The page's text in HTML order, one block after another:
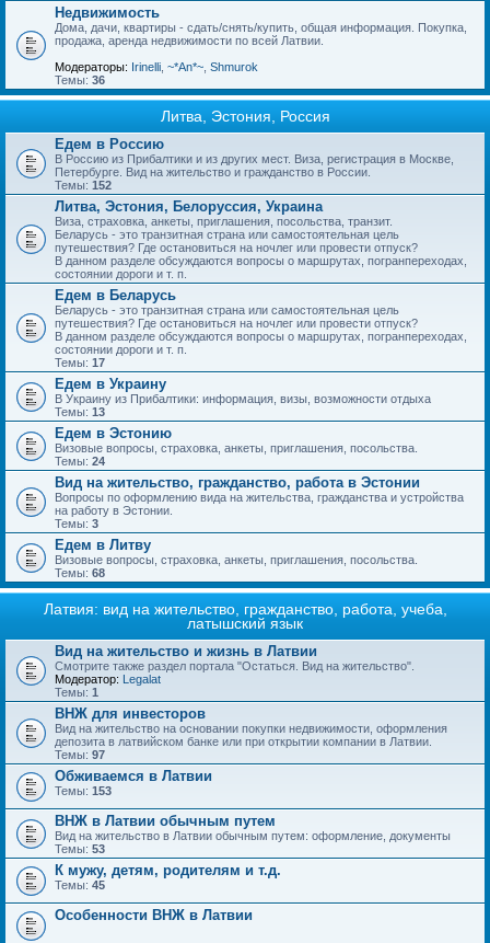
Недвижимость
Дома, дачи, квартиры - сдать/снять/купить, общая информация. Покупка,
продажа, аренда недвижимости по всей Латвии.
Модераторы: Irinelli ~*An*~ Shmurok
Темы: 36
Литва, Эстония, Россия
Едем в Россию
В Россию из Прибалтики и из других мест. Виза, регистрация в Москве,
Петербурге. Вид на жительство и гражданство в России.
Темы: 152
Литва, Эстония, Белоруссия, Украина
Виза, страховка, анкеты, приглашения, посольства, транзит.
Беларусь - это транзитная страна или самостоятельная цель
путешествия? Где остановиться на ночлег или провести отпуск?
В данном разделе обсуждаются вопросы о маршрутах, погранпереходах,
состоянии дороги и т. п.
Едем в Беларусь
Беларусь - это транзитная страна или самостоятельная цель
путешествия? Где остановиться на ночлег или провести отпуск?
В данном разделе обсуждаются вопросы о маршрутах, погранпереходах,
состоянии дороги и т. п.
Темы: 17
Едем в Украину
В Украину из Прибалтики: информация, визы, возможности отдыха
Темы: 13
Едем в Эстонию
Визовые вопросы, страховка, анкеты, приглашения, посольства.
Темы: 24
Вид на жительство, гражданство, работа в Эстонии
Вопросы по оформлению вида на жительства, гражданства и устройства
на работу в Эстонии.
Темы: 3
Едем в Литву
Визовые вопросы, страховка, анкеты, приглашения, посольства.
Темы: 68
Латвия: вид на жительство, гражданство, работа, учеба,
латышский язык
Вид на жительство и жизнь в Латвии
Смотрите также раздел портала "Остаться. Вид на жительство".
Модератор:
Legalat
Темы: 1
ВНЖ для инвесторов
Вид на жительство на основании покупки недвижимости, оформления
депозита в латвийском банке или при открытии компании в Латвии.
Темы: 97
Обживаемся в Латвии
Темы: 153
ВНЖ в Латвии обычным путем
Вид на жительство в Латвии обычным путем: оформление, документы
Темы: 53
К мужу, детям, родителям и т.д.
Темы: 45
Особенности ВНЖ в Латвии